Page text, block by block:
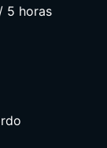
5 horas